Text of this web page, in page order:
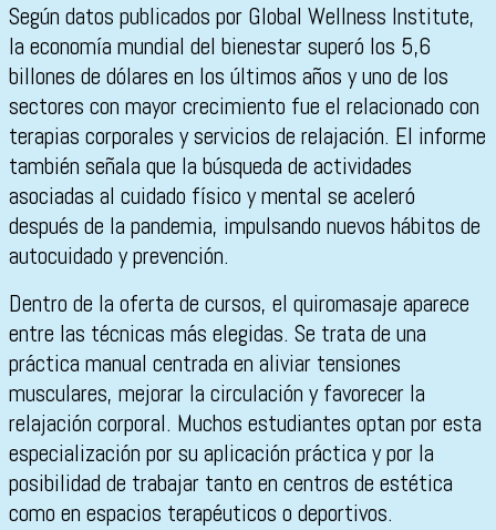
Según datos publicados por Global Wellness Institute,
la economía mundial del bienestar superó los 5,6
billones de dólares en los últimos años y uno de los
sectores con mayor crecimiento fue el relacionado con
terapias corporales y servicios de relajación. El informe
también señala que la búsqueda de actividades
asociadas al cuidado físico y mental se aceleró
después de la pandemia, impulsando nuevos hábitos de
autocuidado y prevención.
Dentro de la oferta de cursos, el quiromasaje aparece
entre las técnicas más elegidas. Se trata de una
práctica manual centrada en aliviar tensiones
musculares, mejorar la circulación y favorecer la
relajación corporal. Muchos estudiantes optan por esta
especialización por su aplicación práctica y por la
posibilidad de trabajar tanto en centros de estética
como en espacios terapéuticos o deportivos.